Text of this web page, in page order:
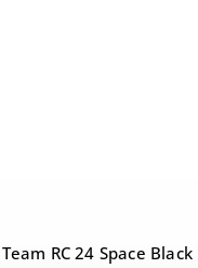
Team RC 24 Space Black